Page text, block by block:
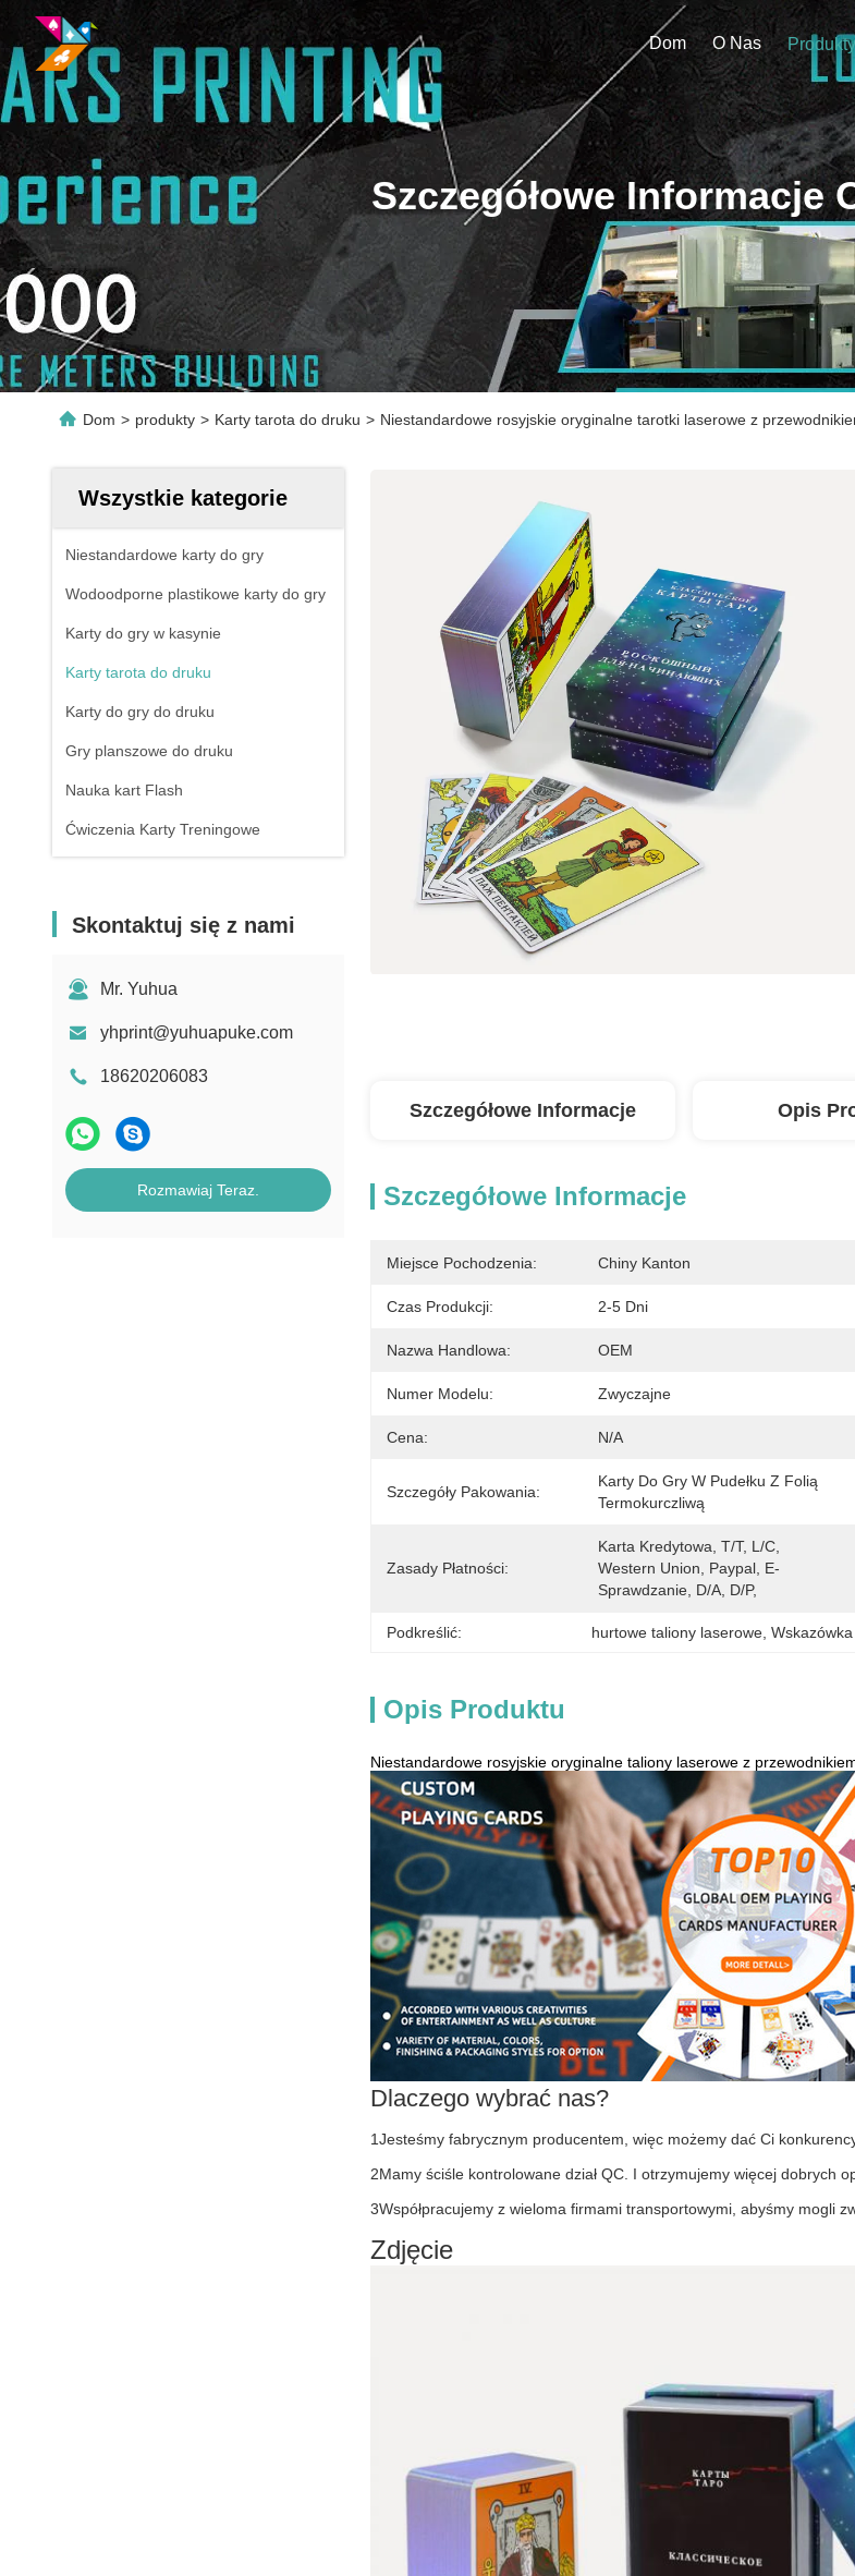
Dom O Nas Produkty
Szczegółowe Informacje
Dom > produkty > Karty tarota do druku > Niestandardowe rosyjskie oryginalne tarotki laserowe z
Wszystkie kategorie
Niestandardowe karty do gry
Wodoodporne plastikowe karty do gry
Karty do gry w kasynie
Karty tarota do druku
Karty do gry do druku
Gry planszowe do druku
Nauka kart Flash
Ćwiczenia Karty Treningowe
Skontaktuj się z nami
Mr. Yuhua
yhprint@yuhuapuke.com
18620206083
Rozmawiaj Teraz.
Szczegółowe Informacje Opis
Szczegółowe Informacje
Miejsce Pochodzenia: Chiny Kanton
Czas Produkcji: 2-5 Dni
Nazwa Handlowa: OEM
Numer Modelu: Zwyczajne
Cena: N/A
Szczegóły Pakowania:
Karty Do Gry W Pudełku Z Folią
Termokurczliwą
Zasady Płatności:
Karta Kredytowa, T/T, L/C,
Western Union, Paypal, E-
Sprawdzanie, D/A, D/P,
Podkreślić: hurtowe taliony laserowe ,
Opis Produktu
Niestandardowe rosyjskie oryginalne taliony laserowe z
Dlaczego wybrać nas?
1Jesteśmy fabrycznym producentem, więc możemy dać Ci
2Mamy ściśle kontrolowane dział QC. I otrzymujemy więcej dobrych
3Współpracujemy z wieloma firmami transportowymi, abyśmy mogli
Zdjęcie